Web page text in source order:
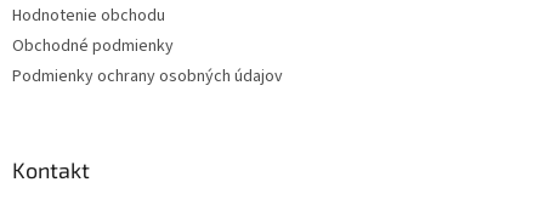
Hodnotenie obchodu
Obchodné podmienky
Podmienky ochrany osobných údajov
Kontakt